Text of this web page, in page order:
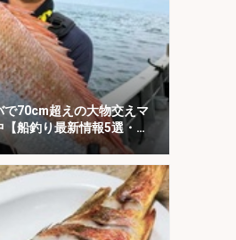
で70cm超えの大物交えマ
船釣り最新情報5選・大